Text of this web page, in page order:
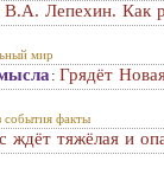
В.А. Лепехин. Как
мир
: Грядёт
события факты
ждёт тяжёлая и